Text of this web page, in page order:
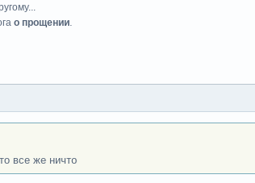
о прощении
все же ничто